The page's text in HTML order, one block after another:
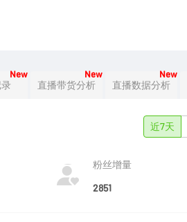
New
直播带货分析
New
直播数据分析
New
近7天
粉丝增量
2851